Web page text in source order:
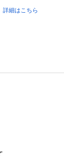
細はこちら